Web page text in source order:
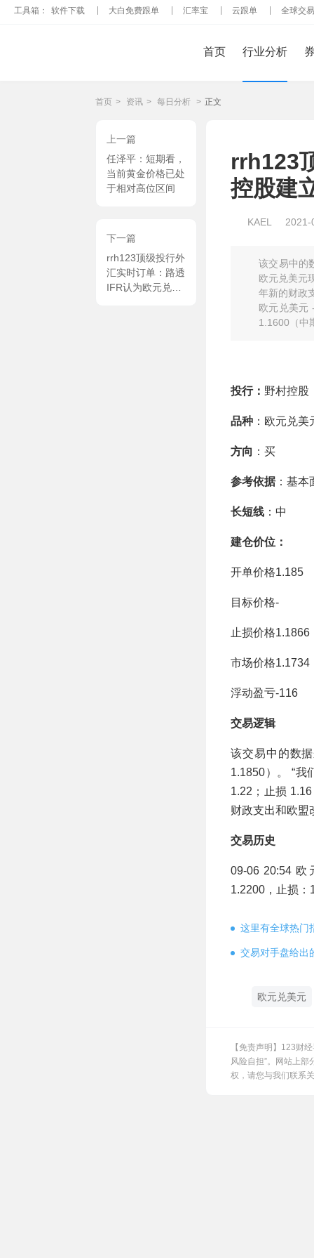
工具箱： 软件下载 大白免费跟单 汇率宝 云跟单 全球交
首页 行业分析
首页 > 资讯 > 每日分析 > 正文
上一篇
任泽平：短期看，
当前黄金价格已处
于相对高位区间
下一篇
rrh123顶级投行外
汇实时订单：路透
IFR认为欧元兑美
rrh123
控股建
KAEL 2021-
该交易中的
欧元兑美元
年新的财政
欧元兑美元
1.1600（中
投行： 野村控股
品种 ：欧元兑美
方向 ：买
参考依据：基本
长短线 ：中
建仓价位：
开单价格1.185
目标价格-
止损价格1.1866
市场价格1.1734
浮动盈亏-116
交易逻辑
该交易中的数
1.1850）。 “我
1.22；止损
财政支出和欧盟
交易历史
09-06 20:54
1.2200，止损：
这里有全球热门
交易对手盘给出
欧元兑美元
【免责声明】123财
风险自担”。网站上
权，请您与我们联系